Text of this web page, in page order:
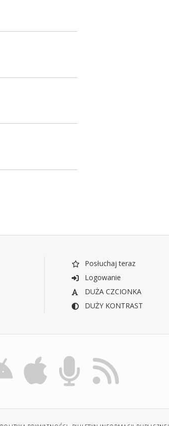
Posłuchaj teraz
Logowanie
DUŻA CZCIONKA
DUŻY KONTRAST